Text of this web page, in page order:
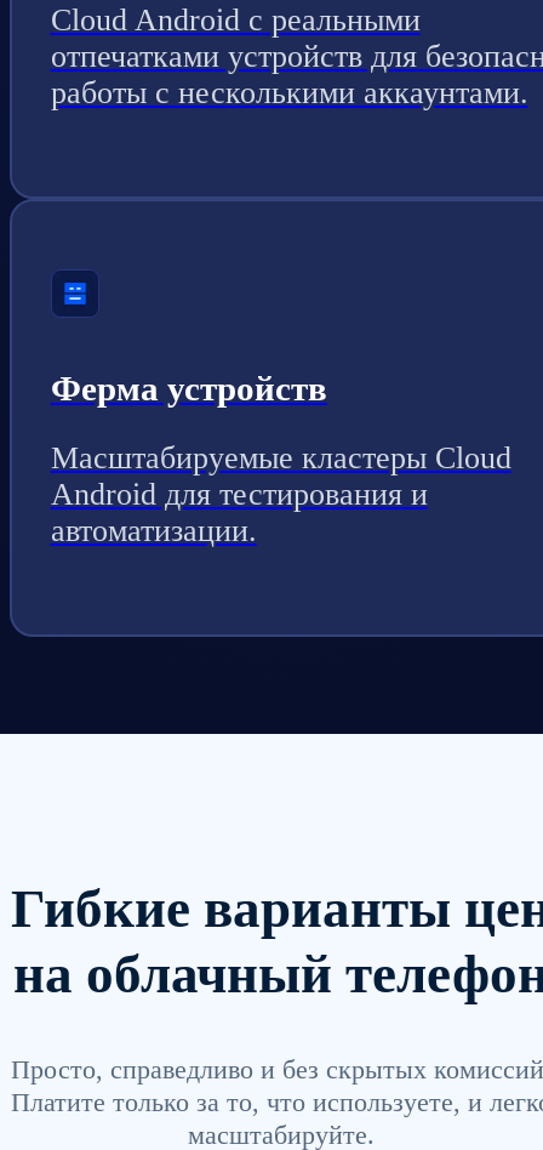
Cloud Android с реальными
отпечатками устройств для
работы с несколькими аккаунтами.
Ферма устройств
Масштабируемые кластеры Cloud
Android для тестирования и
автоматизации.
Гибкие варианты
на облачный
Просто, справедливо и без скрытых
Платите только за то, что используете, и
масштабируйте.